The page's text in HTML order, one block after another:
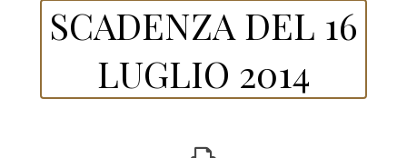
SCADENZA DEL 16
LUGLIO 2014